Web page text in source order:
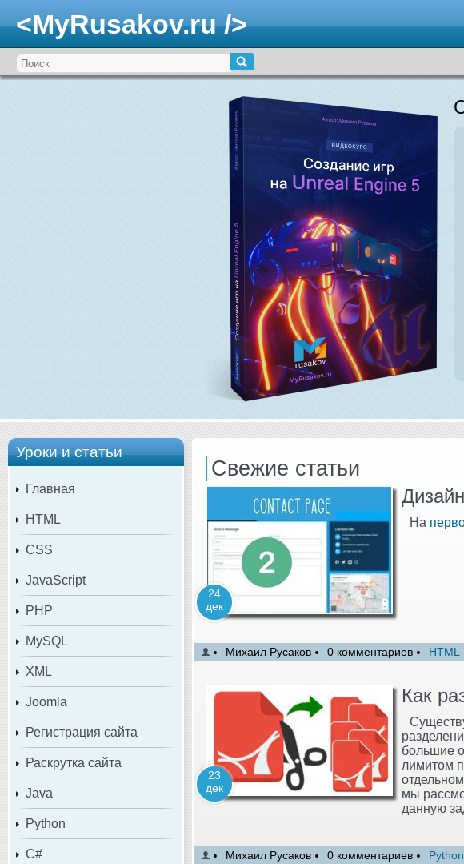
<MyRusakov.ru />
Уроки и статьи
Главная
HTML
CSS
JavaScript
PHP
MySQL
XML
Joomla
Регистрация сайта
Раскрутка сайта
Java
Python
C#
Свежие статьи
24
дек
На
Михаил Русаков 0 комментариев HTML
23
дек
Как
большие
лимитом
мы
данную
Михаил Русаков 0 комментариев Python